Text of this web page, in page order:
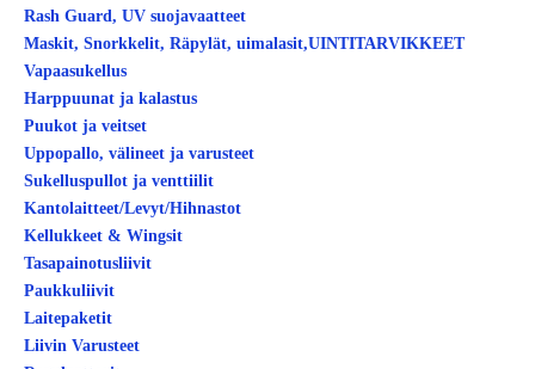
Rash Guard, UV suojavaatteet
Maskit, Snorkkelit, Räpylät, uimalasit,UINTITARVIKKEET
Vapaasukellus
Harppuunat ja kalastus
Puukot ja veitset
Uppopallo, välineet ja varusteet
Sukelluspullot ja venttiilit
Kantolaitteet/Levyt/Hihnastot
Kellukkeet & Wingsit
Tasapainotusliivit
Paukkuliivit
Laitepaketit
Liivin Varusteet